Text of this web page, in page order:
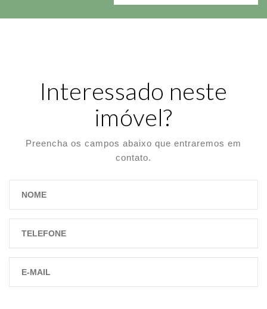
Interessado neste
imóvel?
Preencha os campos abaixo que entraremos em
contato.